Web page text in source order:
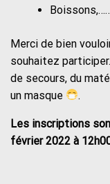
Merci de bien
souhaitez
de secours, du
un masque
.
Les inscriptions
février 2022 à